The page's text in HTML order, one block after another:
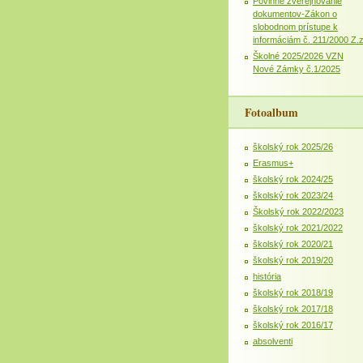
dokumentov-Zákon o
slobodnom prístupe k
informáciám č. 211/2000 Z.z
Školné 2025/2026 VZN
Nové Zámky č.1/2025
Fotoalbum
školský rok 2025/26
Erasmus+
školský rok 2024/25
školský rok 2023/24
Školský rok 2022/2023
školský rok 2021/2022
školský rok 2020/21
školský rok 2019/20
história
školský rok 2018/19
školský rok 2017/18
školský rok 2016/17
absolventi